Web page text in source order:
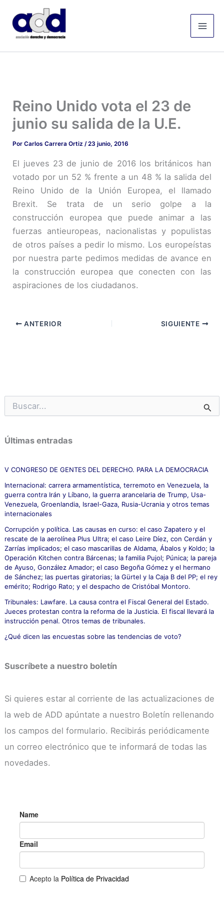
contenido
Reino Unido vota el 23 de
junio su salida de la U.E.
PorCarlos Carrera Ortiz/23 junio, 2016
El jueves 23 de junio de 2016 los británicos han
votado por un 52 % frente a un 48 % la salida del
Reino Unido de la Unión Europea, el llamado
Brexit. Se trata de un serio golpe a la
construcción europea que puede animar a las
fuerzas antieuropeas, nacionalistas y populistas
de otros países a pedir lo mismo. Los europeístas
por nuestra parte pedimos medidas de avance en
la construcción europea que conecten con las
aspiraciones de los ciudadanos.
ANTERIOR SIGUIENTE
u
c
a
p
r
:
Últimas entradas
V CONGRESO DE GENTES DEL DERECHO. PARA LA DEMOCRACIA
Internacional: carrera armamentística, terremoto en Venezuela, la
guerra contra Irán y Líbano, la guerra arancelaria de Trump, Usa-
Venezuela, Groenlandia, Israel-Gaza, Rusia-Ucrania y otros temas
internacionales
Corrupción y política. Las causas en curso: el caso Zapatero y el
rescate de la aerolínea Plus Ultra; el caso Leire Díez, con Cerdán y
Zarrías implicados; el caso mascarillas de Aldama, Ábalos y Koldo; la
Operación Kitchen contra Bárcenas; la familia Pujol; Púnica; la pareja
de Ayuso, González Amador; el caso Begoña Gómez y el hermano
de Sánchez; las puertas giratorias; la Gürtel y la Caja B del PP; el rey
emérito; Rodrigo Rato; y el despacho de Cristóbal Montoro.
Tribunales: Lawfare. La causa contra el Fiscal General del Estado.
Jueces protestan contra la reforma de la Justicia. El fiscal llevará la
instrucción penal. Otros temas de tribunales.
¿Qué dicen las encuestas sobre las tendencias de voto?
Suscríbete a nuestro boletín
Si quieres estar al corriente de las actualizaciones de
la web de ADD apúntate a nuestro Boletín rellenando
los campos del formulario. Recibirás periódicamente
un correo electrónico que te informará de todas las
novedades.